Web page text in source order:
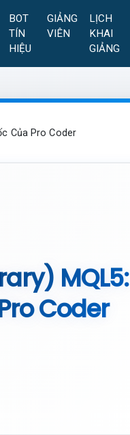
BOT
TÍN
HIỆU
GIẢNG
VIÊN
LỊCH
KHAI
GIẢNG
Của Pro Coder
MQL5:
Coder